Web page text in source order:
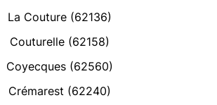
La Couture (62136)
Couturelle (62158)
Coyecques (62560)
Crémarest (62240)